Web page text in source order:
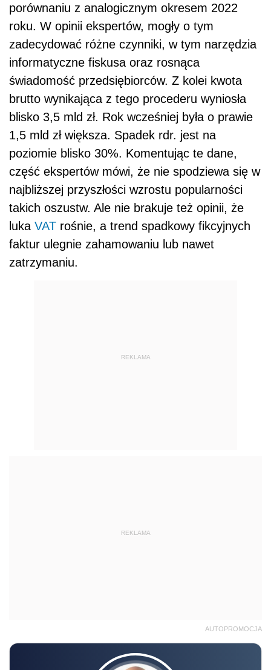
porównaniu z analogicznym okresem 2022
roku. W opinii ekspertów, mogły o tym
zadecydować różne czynniki, w tym narzędzia
informatyczne fiskusa oraz rosnąca
świadomość przedsiębiorców. Z kolei kwota
brutto wynikająca z tego procederu wyniosła
blisko 3,5 mld zł. Rok wcześniej była o prawie
1,5 mld zł większa. Spadek rdr. jest na
poziomie blisko 30%. Komentując te dane,
część ekspertów mówi, że nie spodziewa się w
najbliższej przyszłości wzrostu popularności
takich oszustw. Ale nie brakuje też opinii, że
luka VAT rośnie, a trend spadkowy fikcyjnych
faktur ulegnie zahamowaniu lub nawet
zatrzymaniu.
REKLAMA
REKLAMA
AUTOPROMOCJA